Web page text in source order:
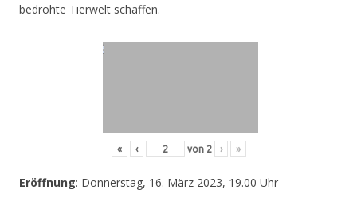
bedrohte Tierwelt schaffen.
« ‹ von 2 › »
Eröffnung: Donnerstag, 16. März 2023, 19.00 Uhr